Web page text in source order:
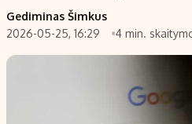
Gediminas Šimkus
2026-05-25, 16:29
4 min.